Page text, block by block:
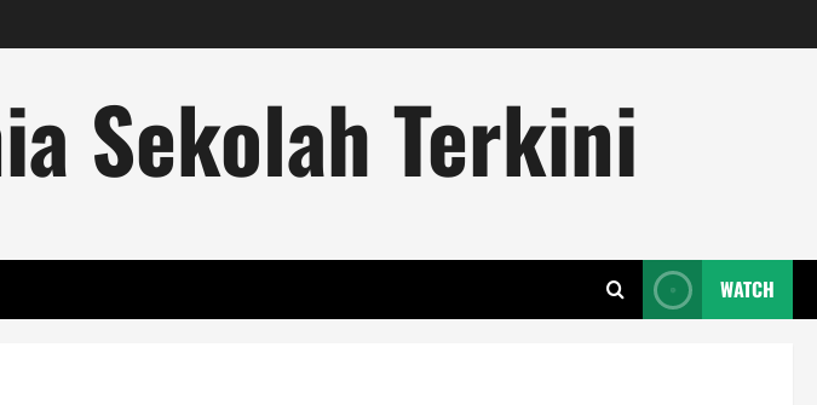
Sekolah Terkini
WATCH